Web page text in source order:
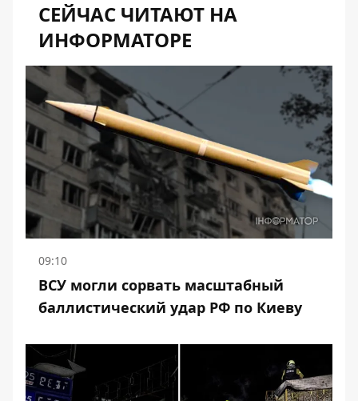
СЕЙЧАС ЧИТАЮТ НА
ИНФОРМАТОРЕ
09:10
ВСУ могли сорвать масштабный
баллистический удар РФ по Киеву